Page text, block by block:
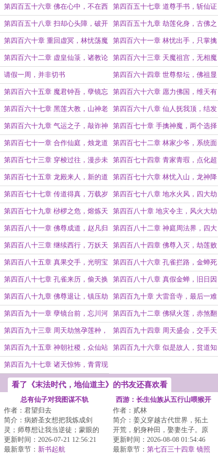
意 斩尽贪妄破痴愚
第四百五十六章 佛在心中，不在西
天
第四百五十七章 道尊手书，斩仙证
道！
第四百五十八章 扫却心头障，破开
眼前执
第四百五十九章 劫莲化身，古佛之
怒
第四百六十章 重回虚冥，林忧荡魔 第四百六十一章 林忧出手，只掌擒
魔
第四百六十二章 虚皇仙箓，诸教论
道
第四百六十三章 天魔祖宫，无相魔
尊？
请假一周，并非切书 第四百六十四章 世尊祭坛，佛祖显
化（各位道友端午安康）
第四百六十五章 魔君钟吾，孽镜忘
川
第四百六十六章 愿力佛国，维天有
汉
第四百六十七章 黑莲大教，山神老
爷
第四百六十八章 仙人抚我顶，结发
受长生
第四百六十九章 气运之子，敲诈神
魔
第四百七十章 手擒神魔，两个选择
第四百七十一章 合作仙庭，烛龙道
争
第四百七十二章 林家少爷，系统面
板
第四百七十三章 穿梭过往，漫步未
来
第四百七十四章 青家青瑕，点化超
凡
第四百七十五章 龙殿来人，新的道
路
第四百七十六章 林忧入山，龙神降
临
第四百七十七章 传道得真，万载岁
月
第四百七十八章 地水火风，四大劫
灵
第四百七十九章 桫椤之危，熔炼天
地
第四百八十章 地灾令主，风火大劫
第四百八十一章 佛尊成道，赵凡归
山
第四百八十二章 神庭周法界，四大
合一炉
第四百八十三章 继续西行，万妖天
域
第四百八十四章 佛尊入灭，劫莲败
亡
第四百八十五章 真果交手，光明宝
船
第四百八十六章 孔雀拦路，金蝉死
局
第四百八十七章 孔雀来历，偷天换
日
第四百八十八章 真假金蝉，旧日因
果
第四百八十九章 佛尊退让，镇压劫
莲
第四百九十章 大雷音寺，最后一难
第四百九十一章 孽镜台前，忘川河
上
第四百九十二章 佛狱火莲，赤煞翻
脸
第四百九十三章 周天劫煞孕莲种，
一炉丹鼎炼乾坤
第四百九十四章 周天盛会，交手天
杀
第四百九十五章 神朝社稷，众仙站
台
第四百九十六章 似是故人，贫道知
第四百九十七章 诸天惊怖，青霄现
看了《末法时代，地仙道主》的书友还喜欢看
总有仙子对我图谋不轨
作者：君望归去
简介：病娇圣女想把我炼成剑
灵；师尊想让我当逆徒；蒙眼的
剑仙师姐想让我当奴隶；青丘的
狐狸精馋我的身子...
更新时间：2026-07-21 12:56:21
最新章节： 新书起航
西游：长生仙族从五行山喂猴开
作者：贰林
简介：姜义穿越古代世界，拓土
开荒，躬身种田，娶妻生子。原
想这便是此生注定，平淡且足
矣。偏是那五岁的...
更新时间：2026-08-08 01:54:46
最新章节： 第七百三十四章 镜照